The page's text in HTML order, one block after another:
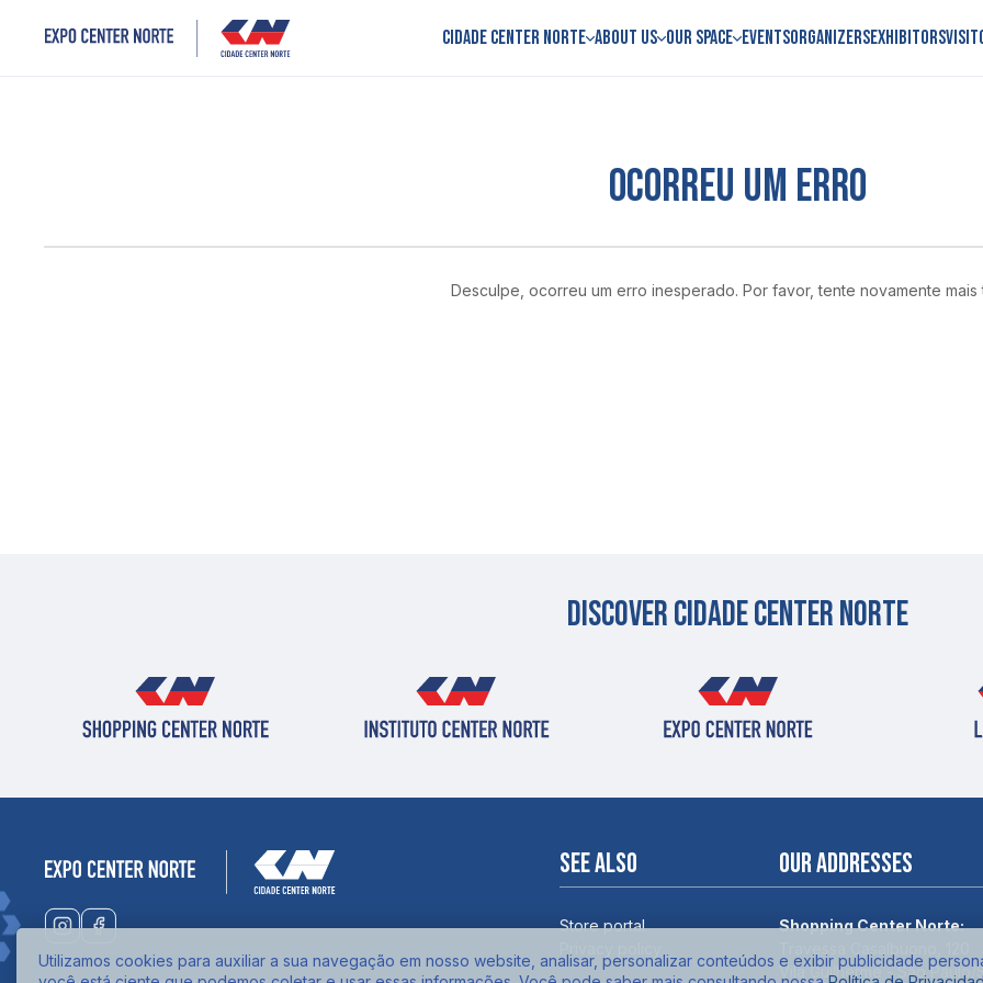
Cidade Center Norte About us Our space EventsOrganizersExhibitors
OCORREU UM ERRO
Desculpe, ocorreu um erro inesperado. Por favor, tente novamente mais
Discover cidade center norte
See also
Store portal
Our addresses
Shopping Center Norte:
Vila Guilherme - São Paulo/
Utilizamos cookies para auxiliar a sua navegação em nosso website, analisar, personalizar conteúdos e exibir publicidade